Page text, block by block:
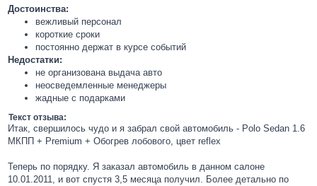
Достоинства:
вежливый персонал
короткие сроки
постоянно держат в курсе событий
Недостатки:
не организована выдача авто
неосведемленные менеджеры
жадные с подарками
Текст отзыва:
Итак, свершилось чудо и я забрал свой автомобиль - Polo Sedan 1.6
МКПП + Premium + Обогрев лобового, цвет reflex
Теперь по порядку. Я заказал автомобиль в данном салоне
10.01.2011, и вот спустя 3,5 месяца получил. Более детально по